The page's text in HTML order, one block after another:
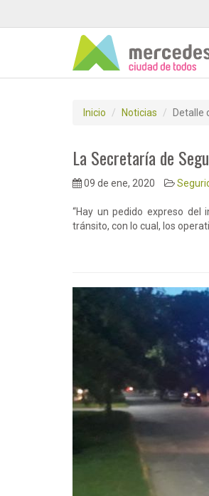
Inicio Noticias Detalle
La Secretaría de
09 de ene, 2020
“Hay un pedido expreso del
tránsito, con lo cual, los